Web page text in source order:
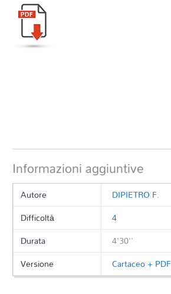
Informazioni aggiuntive
Autore
DIPIETRO F.
Difficoltà
4
Durata
4'30''
Versione
Cartaceo + PDF